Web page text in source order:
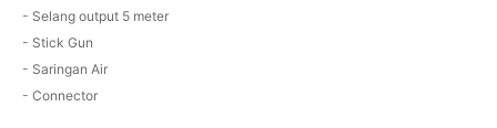
- Selang output 5 meter
- Stick Gun
- Saringan Air
- Connector